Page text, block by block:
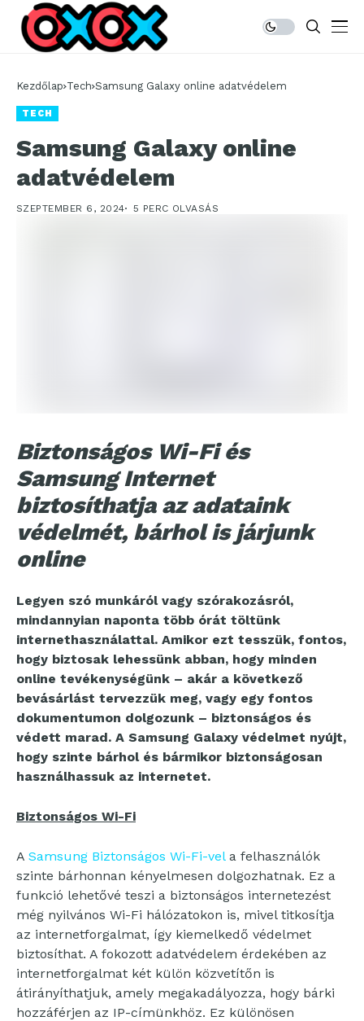
Kezdőlap Tech Samsung Galaxy online adatvédelem
TECH
Samsung Galaxy online
adatvédelem
SZEPTEMBER 6, 2024 5 PERC OLVASÁS
Biztonságos Wi-Fi és
Samsung Internet
biztosíthatja az adataink
védelmét, bárhol is járjunk
online
Legyen szó munkáról vagy szórakozásról,
mindannyian naponta több órát töltünk
internethasználattal. Amikor ezt tesszük, fontos,
hogy biztosak lehessünk abban, hogy minden
online tevékenységünk – akár a következő
bevásárlást tervezzük meg, vagy egy fontos
dokumentumon dolgozunk – biztonságos és
védett marad. A Samsung Galaxy védelmet nyújt,
hogy szinte bárhol és bármikor biztonságosan
használhassuk az internetet.
Biztonságos Wi-Fi
A Samsung Biztonságos Wi-Fi-vela felhasználók
szinte bárhonnan kényelmesen dolgozhatnak. Ez a
funkció lehetővé teszi a biztonságos internetezést
még nyilvános Wi-Fi hálózatokon is, mivel titkosítja
az internetforgalmat, így kiemelkedő védelmet
biztosíthat. A fokozott adatvédelem érdekében az
internetforgalmat két külön közvetítőn is
átirányíthatjuk, amely megakadályozza, hogy bárki
hozzáférjen az IP-címünkhöz. Ez különösen